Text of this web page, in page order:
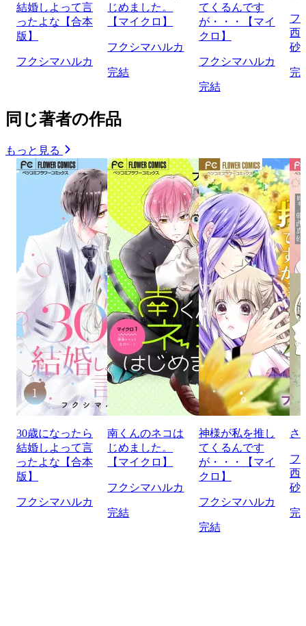
結婚しよって言
ったよな【合本
版】
フクシマハルカ
じめました。
【マイクロ】
フクシマハルカ
完結
てくるんです
が・・・【マイ
クロ】
フクシマハルカ
完結
フ
西
砂
完
同じ著者の作品
もっと見る
30歳になったら
結婚しよって言
ったよな【合本
版】
フクシマハルカ
南くんのネコは
じめました。
【マイクロ】
フクシマハルカ
完結
神様が私を推し
てくるんです
が・・・【マイ
クロ】
フクシマハルカ
完結
さ
フ
西
砂
完